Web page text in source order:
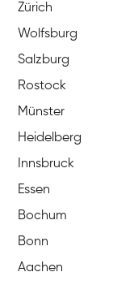
Zürich
Wolfsburg
Salzburg
Rostock
Münster
Heidelberg
Innsbruck
Essen
Bochum
Bonn
Aachen